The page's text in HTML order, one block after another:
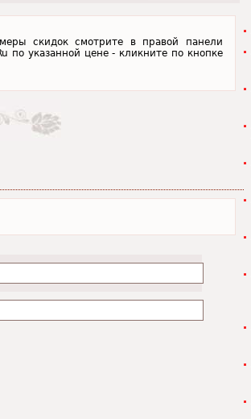
скидок смотрите в правой панели
по указанной цене - кликните по кнопке